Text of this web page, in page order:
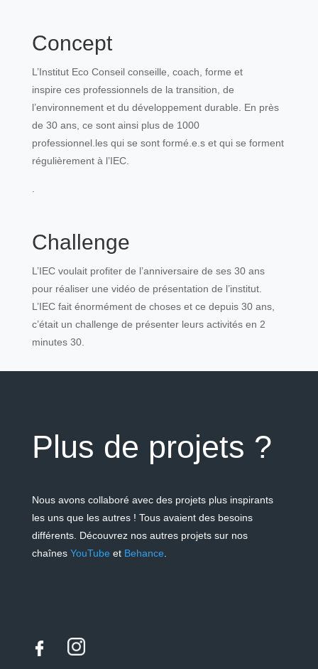
Concept
L’Institut Eco Conseil conseille, coach, forme et
inspire ces professionnels de la transition, de
l’environnement et du développement durable. En près
de 30 ans, ce sont ainsi plus de 1000
professionnel.les qui se sont formé.e.s et qui se forment
régulièrement à l’IEC.
Challenge
L’IEC voulait profiter de l’anniversaire de ses 30 ans
pour réaliser une vidéo de présentation de l’institut.
L’IEC fait énormément de choses et ce depuis 30 ans,
c’était un challenge de présenter leurs activités en 2
minutes 30.
Plus de projets ?
Nous avons collaboré avec des projets plus inspirants
les uns que les autres ! Tous avaient des besoins
différents. Découvrez nos autres projets sur nos
chaînes YouTube et Behance